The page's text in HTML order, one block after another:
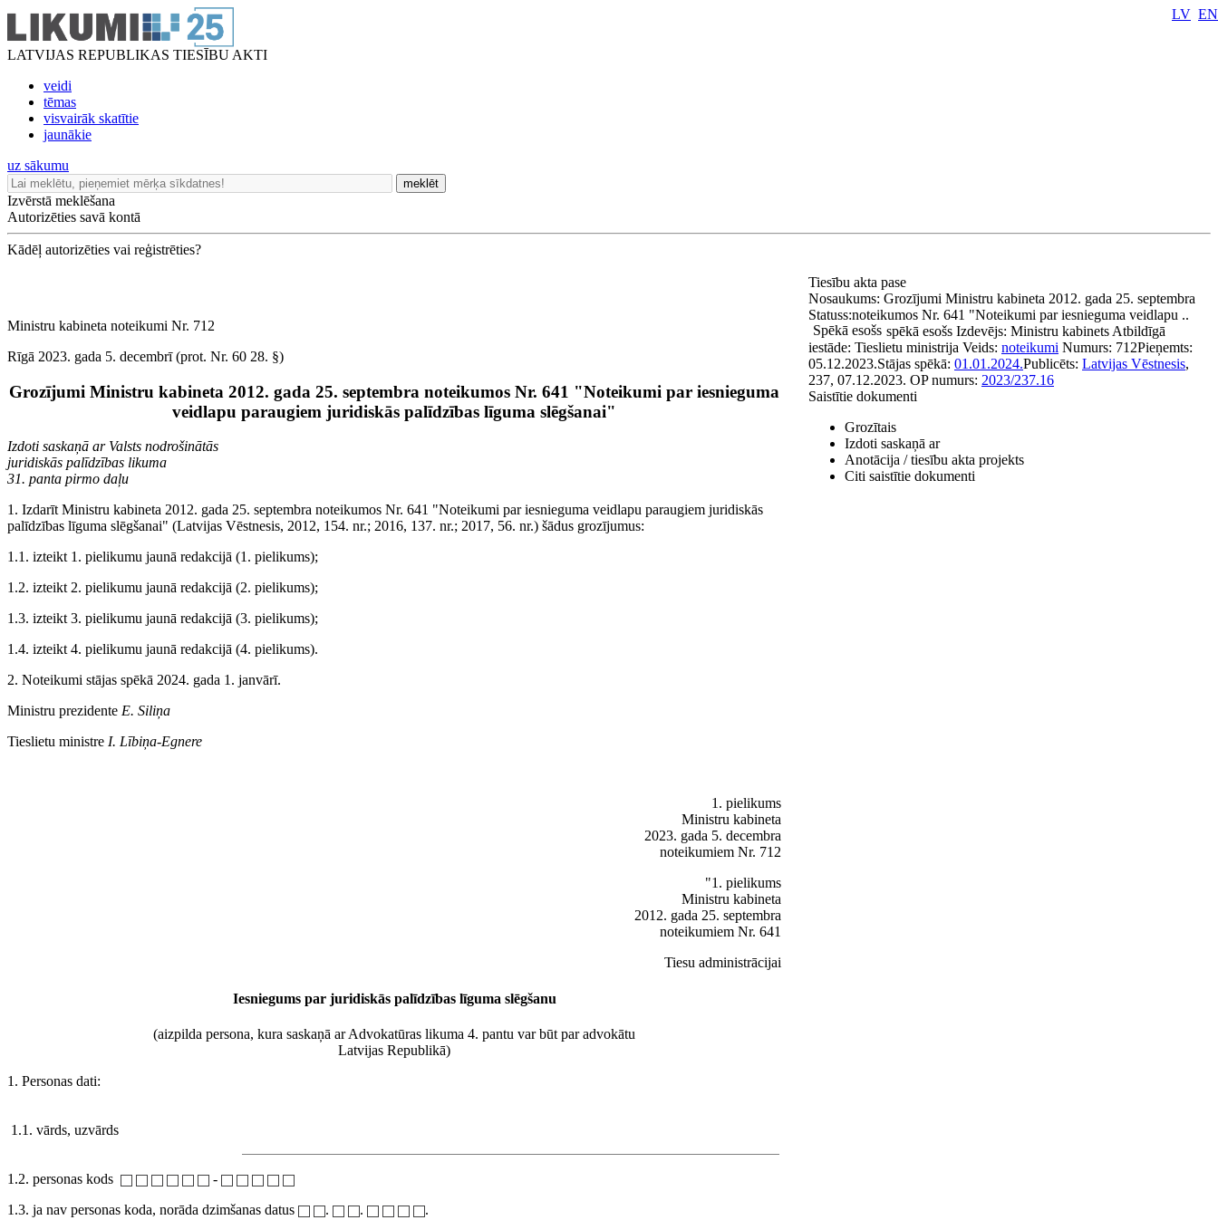
LATVIJAS REPUBLIKAS TIESĪBU AKTI
veidi
tēmas
visvairāk skatītie
jaunākie
LV EN
uz sākumu
meklēt
Izvērstā meklēšana
Autorizēties savā kontā
Kādēļ autorizēties vai reģistrēties?
Ministru kabineta noteikumi Nr. 712
Rīgā 2023. gada 5. decembrī (prot. Nr. 60 28. §)
Grozījumi Ministru kabineta 2012. gada 25. septembra noteikumos Nr. 641 "Noteikumi par iesnieguma
veidlapu paraugiem juridiskās palīdzības līguma slēgšanai"
Izdoti saskaņā ar Valsts nodrošinātās
juridiskās palīdzības likuma
31. panta pirmo daļu
1. Izdarīt Ministru kabineta 2012. gada 25. septembra noteikumos Nr. 641 "Noteikumi par iesnieguma veidlapu paraugiem juridiskās
palīdzības līguma slēgšanai" (Latvijas Vēstnesis, 2012, 154. nr.; 2016, 137. nr.; 2017, 56. nr.) šādus grozījumus:
1.1. izteikt 1. pielikumu jaunā redakcijā (1. pielikums);
1.2. izteikt 2. pielikumu jaunā redakcijā (2. pielikums);
1.3. izteikt 3. pielikumu jaunā redakcijā (3. pielikums);
1.4. izteikt 4. pielikumu jaunā redakcijā (4. pielikums).
2. Noteikumi stājas spēkā 2024. gada 1. janvārī.
Ministru prezidente E. Siliņa
Tieslietu ministre I. Lībiņa-Egnere
1. pielikums
Ministru kabineta
2023. gada 5. decembra
noteikumiem Nr. 712
"1. pielikums
Ministru kabineta
2012. gada 25. septembra
noteikumiem Nr. 641
Tiesu administrācijai
Iesniegums par juridiskās palīdzības līguma slēgšanu
(aizpilda persona, kura saskaņā ar Advokatūras likuma 4. pantu var būt par advokātu
Latvijas Republikā)
1. Personas dati:
1.1. vārds, uzvārds
1.2. personas kods
-
1.3. ja nav personas koda, norāda dzimšanas datus
. . .
Tiesību akta pase
Nosaukums: Grozījumi Ministru kabineta 2012. gada 25. septembra
noteikumos Nr. 641 "Noteikumi par iesnieguma veidlapu ..
Statuss:
Spēkā esošs spēkā esošs Izdevējs: Ministru kabinets Atbildīgā
iestāde: Tieslietu ministrija Veids: noteikumi Numurs: 712Pieņemts:
05.12.2023.Stājas spēkā: 01.01.2024.Publicēts: Latvijas Vēstnesis,
237, 07.12.2023. OP numurs: 2023/237.16
Saistītie dokumenti
Grozītais
Izdoti saskaņā ar
Anotācija / tiesību akta projekts
Citi saistītie dokumenti